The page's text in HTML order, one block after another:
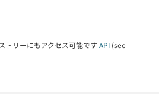
トリーにもアクセス可能です API (see